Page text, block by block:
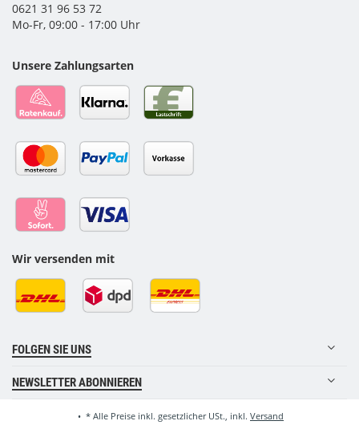
0621 31 96 53 72
Mo-Fr, 09:00 - 17:00 Uhr
Unsere Zahlungsarten
Wir versenden mit
FOLGEN SIE UNS
NEWSLETTER ABONNIEREN
• * Alle Preise inkl. gesetzlicher USt., inkl. Versand